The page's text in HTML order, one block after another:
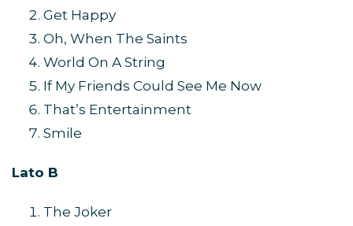
Get Happy
Oh, When The Saints
World On A String
If My Friends Could See Me Now
That’s Entertainment
Smile
Lato B
The Joker